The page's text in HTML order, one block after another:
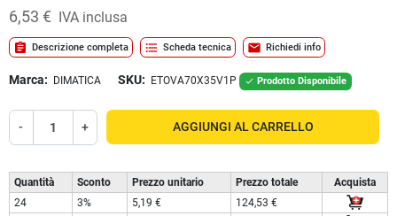
6,53 €
IVA inclusa
assignment Descrizione completa format_list_bulleted Scheda tecnica mail Richiedi info
Marca: DIMATICA SKU: ETOVA70X35V1P  Prodotto Disponibile
- + AGGIUNGI AL CARRELLO
Quantità Sconto Prezzo unitario Prezzo totale
Acquista
24
3% 5,19 €
124,53 €